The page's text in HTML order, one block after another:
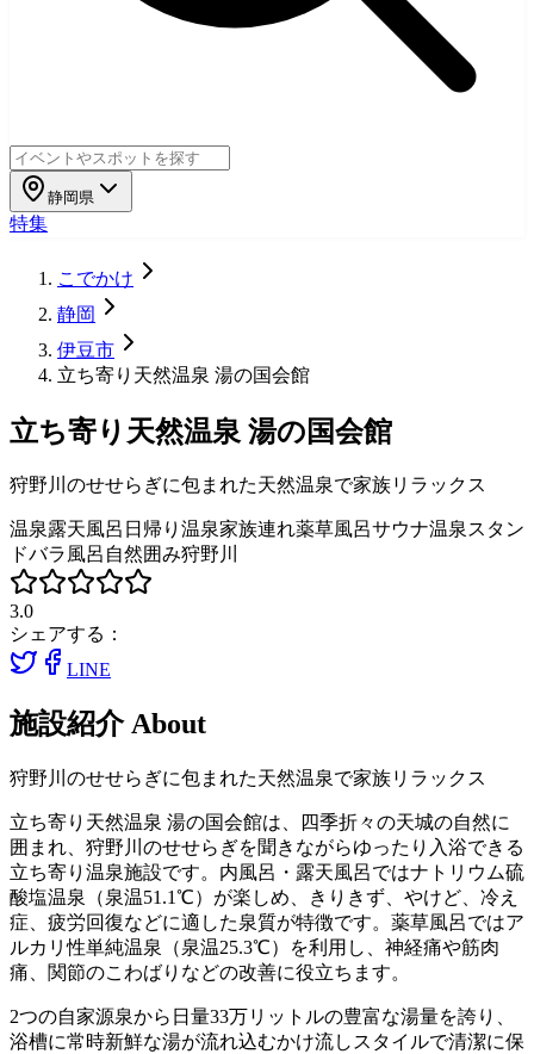
静岡県
特集
こでかけ
静岡
伊豆市
立ち寄り天然温泉 湯の国会館
立ち寄り天然温泉 湯の国会館
狩野川のせせらぎに包まれた天然温泉で家族リラックス
温泉露天風呂 日帰り温泉家族連れ薬草風呂サウナ温泉スタン
ドバラ風呂 自然囲み狩野川
3.0
シェアする：
LINE
施設紹介 About
狩野川のせせらぎに包まれた天然温泉で家族リラックス
立ち寄り天然温泉 湯の国会館は、四季折々の天城の自然に
囲まれ、狩野川のせせらぎを聞きながらゆったり入浴できる
立ち寄り温泉施設です。内風呂・露天風呂ではナトリウム硫
酸塩温泉（泉温51.1℃）が楽しめ、きりきず、やけど、冷え
症、疲労回復などに適した泉質が特徴です。薬草風呂ではア
ルカリ性単純温泉（泉温25.3℃）を利用し、神経痛や筋肉
痛、関節のこわばりなどの改善に役立ちます。
2つの自家源泉から日量33万リットルの豊富な湯量を誇り、
浴槽に常時新鮮な湯が流れ込むかけ流しスタイルで清潔に保